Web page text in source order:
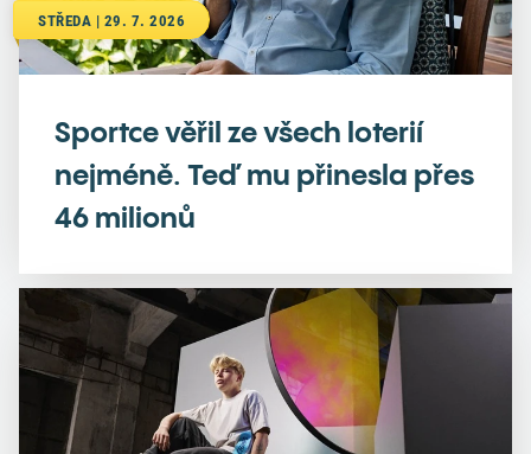
STŘEDA | 29. 7. 2026
Sportce věřil ze všech loterií
nejméně. Teď mu přinesla přes
46 milionů